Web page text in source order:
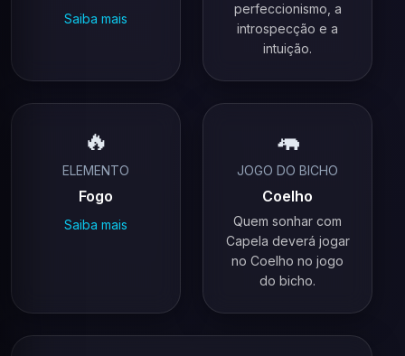
Saiba mais
perfeccionismo, a
introspecção e a
intuição.
🔥
ELEMENTO
Fogo
Saiba mais
🦛
JOGO DO BICHO
Coelho
Quem sonhar com
Capela deverá jogar
no Coelho no jogo
do bicho.